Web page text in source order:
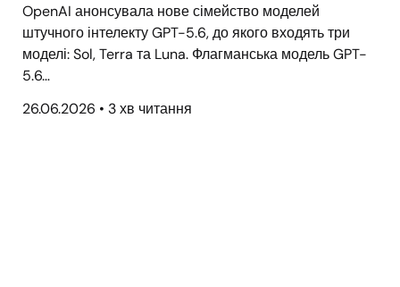
OpenAI анонсувала нове сімейство моделей
штучного інтелекту GPT-5.6, до якого входять три
моделі: Sol, Terra та Luna. Флагманська модель GPT-
5.6…
26.06.2026 • 3 хв читання